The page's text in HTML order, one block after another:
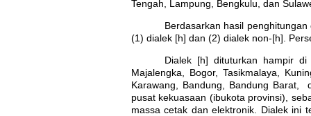
Tengah, Lampung, Bengkulu, dan
Berdasarkan hasil
(1) dialek [h] dan (2) dialek non-[h].
Dialek [h] dituturkan hampir
Majalengka, Bogor, Tasikmalaya,
Karawang, Bandung, Bandung Barat,
pusat kekuasaan (ibukota provinsi),
massa cetak dan elektronik. Dialek ini